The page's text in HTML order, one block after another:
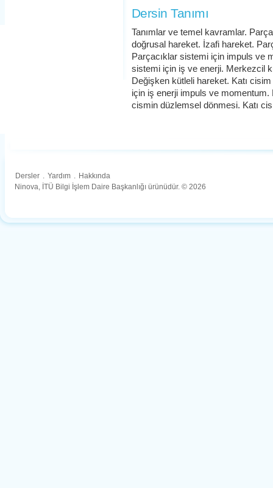
Dersin Tanımı
Tanımlar ve temel kavramlar.
doğrusal hareket. İzafi hareket.
Parçacıklar sistemi için impuls ve
sistemi için iş ve enerji. Merkezcil
Değişken kütleli hareket. Katı
için iş enerji impuls ve momentum.
cismin düzlemsel dönmesi. Katı
Dersler . Yardım . Hakkında
Ninova, İTÜ Bilgi İşlem Daire Başkanlığı ürünüdür. © 2026